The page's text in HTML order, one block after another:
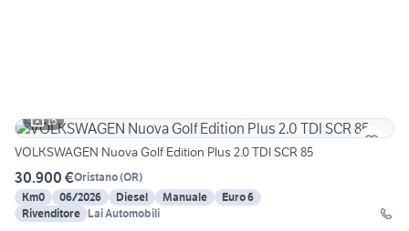
15
VOLKSWAGEN Nuova Golf Edition Plus 2.0 TDI SCR 85
30.900 €Oristano(OR)
Km0
06/2026 Diesel Manuale
Euro 6
Rivenditore Lai Automobili